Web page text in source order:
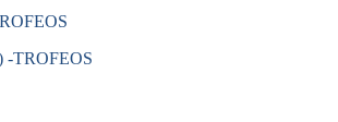
TROFEOS